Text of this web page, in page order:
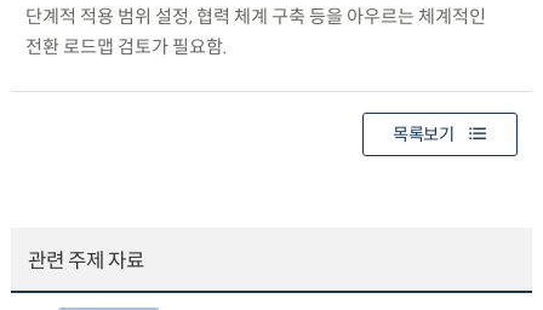
단계적 적용 범위 설정, 협력 체계 구축 등을 아우르는 체계적인
전환 로드맵 검토가 필요함.
목록보기
관련 주제 자료